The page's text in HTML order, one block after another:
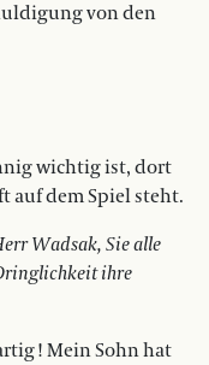
von den
wichtig ist, dort
auf dem Spiel steht.
Wadsak, Sie alle
ihre
! Mein Sohn hat